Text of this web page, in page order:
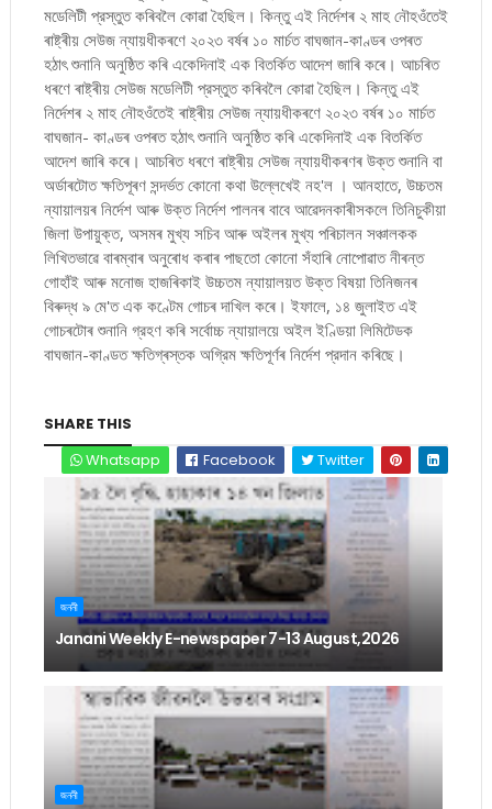
মডেলিটী প্রস্তুত কৰিবলৈ কোৱা হৈছিল। কিন্তু এই নিৰ্দেশৰ ২ মাহ নৌহওঁতেই
ৰাষ্ট্ৰীয় সেউজ ন্যায়ধীকৰণে ২০২৩ বৰ্ষৰ ১০ মাৰ্চত বাঘজান-কাণ্ডৰ ওপৰত
হঠাৎ শুনানি অনুষ্ঠিত কৰি একেদিনাই এক বিতর্কিত আদেশ জাৰি কৰে। আচৰিত
ধৰণে ৰাষ্ট্ৰীয় সেউজ মডেলিটী প্রস্তুত কৰিবলৈ কোৱা হৈছিল। কিন্তু এই
নিৰ্দেশৰ ২ মাহ নৌহওঁতেই ৰাষ্ট্ৰীয় সেউজ ন্যায়ধীকৰণে ২০২৩ বৰ্ষৰ ১০ মাৰ্চত
বাঘজান- কাণ্ডৰ ওপৰত হঠাৎ শুনানি অনুষ্ঠিত কৰি একেদিনাই এক বিতর্কিত
আদেশ জাৰি কৰে। আচৰিত ধৰণে ৰাষ্ট্ৰীয় সেউজ ন্যায়ধীকৰণৰ উক্ত শুনানি বা
অৰ্ডাৰটোত ক্ষতিপূৰণ সন্দৰ্ভত কোনো কথা উল্লেখেই নহ'ল । আনহাতে, উচ্চতম
ন্যায়ালয়ৰ নিৰ্দেশ আৰু উক্ত নিৰ্দেশ পালনৰ বাবে আৱেদনকাৰীসকলে তিনিচুকীয়া
জিলা উপায়ুক্ত, অসমৰ মুখ্য সচিব আৰু অইলৰ মুখ্য পৰিচালন সঞ্চালকক
লিখিতভাৱে বাৰম্বাৰ অনুৰোধ কৰাৰ পাছতো কোনো সঁহাৰি নোপোৱাত নীৰন্ত
গোহাঁই আৰু মনোজ হাজৰিকাই উচ্চতম ন্যায়ালয়ত উক্ত বিষয়া তিনিজনৰ
বিৰুদ্ধ ৯ মে'ত এক কণ্টেম গোচৰ দাখিল কৰে। ইফালে, ১৪ জুলাইত এই
গোচৰটোৰ শুনানি গ্রহণ কৰি সর্বোচ্চ ন্যায়ালয়ে অইল ইণ্ডিয়া লিমিটেডক
বাঘজান-কাণ্ডত ক্ষতিগ্ৰস্তক অগ্রিম ক্ষতিপূৰ্ণৰ নিৰ্দেশ প্রদান কৰিছে।
SHARE THIS
Whatsapp
Facebook Twitter
জননী
Janani Weekly E-newspaper 7-13 August,2026
জননী